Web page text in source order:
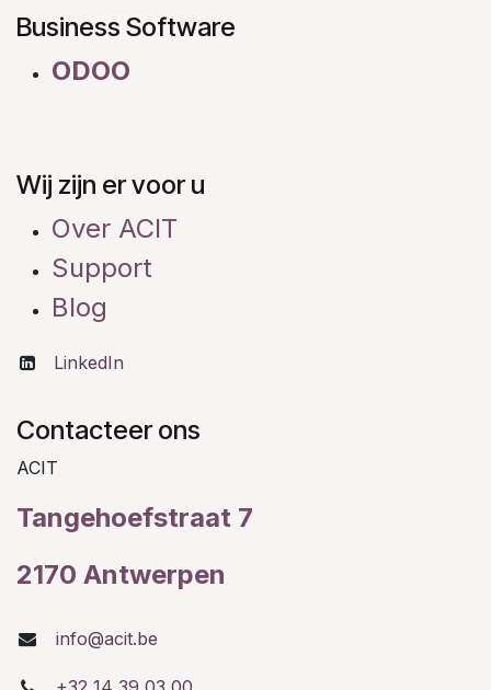
Business Software
ODOO
Wij zijn er voor u
Over ACIT
Support
Blog
LinkedIn
Contacteer ons
ACIT
Tangehoefstraat 7
2170 Antwerpen
info@acit.be